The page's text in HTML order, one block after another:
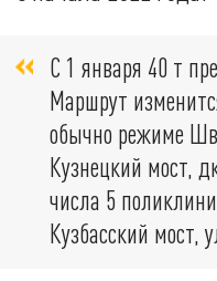
С 1 января 40 т
Маршрут
обычно режиме
Кузнецкий мост,
числа 5
Кузбасский мост,